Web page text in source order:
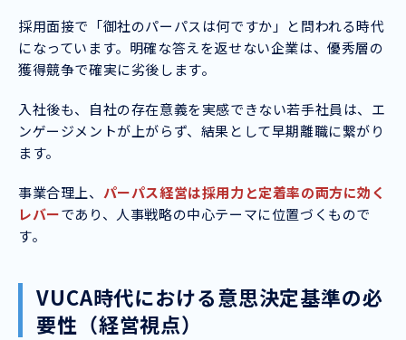
採用面接で「御社のパーパスは何ですか」と問われる時代
になっています。明確な答えを返せない企業は、優秀層の
獲得競争で確実に劣後します。
入社後も、自社の存在意義を実感できない若手社員は、エ
ンゲージメントが上がらず、結果として早期離職に繋がり
ます。
事業合理上、 パーパス経営は採用力と定着率の両方に効く
レバーであり、人事戦略の中心テーマに位置づくもので
す。
VUCA時代における意思決定基準の必
要性（経営視点）